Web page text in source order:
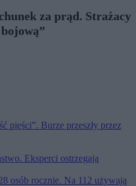
za prąd. Strażacy
pięści”. Burze przeszły przez
Eksperci ostrzegają
osób rocznie. Na 112 używają